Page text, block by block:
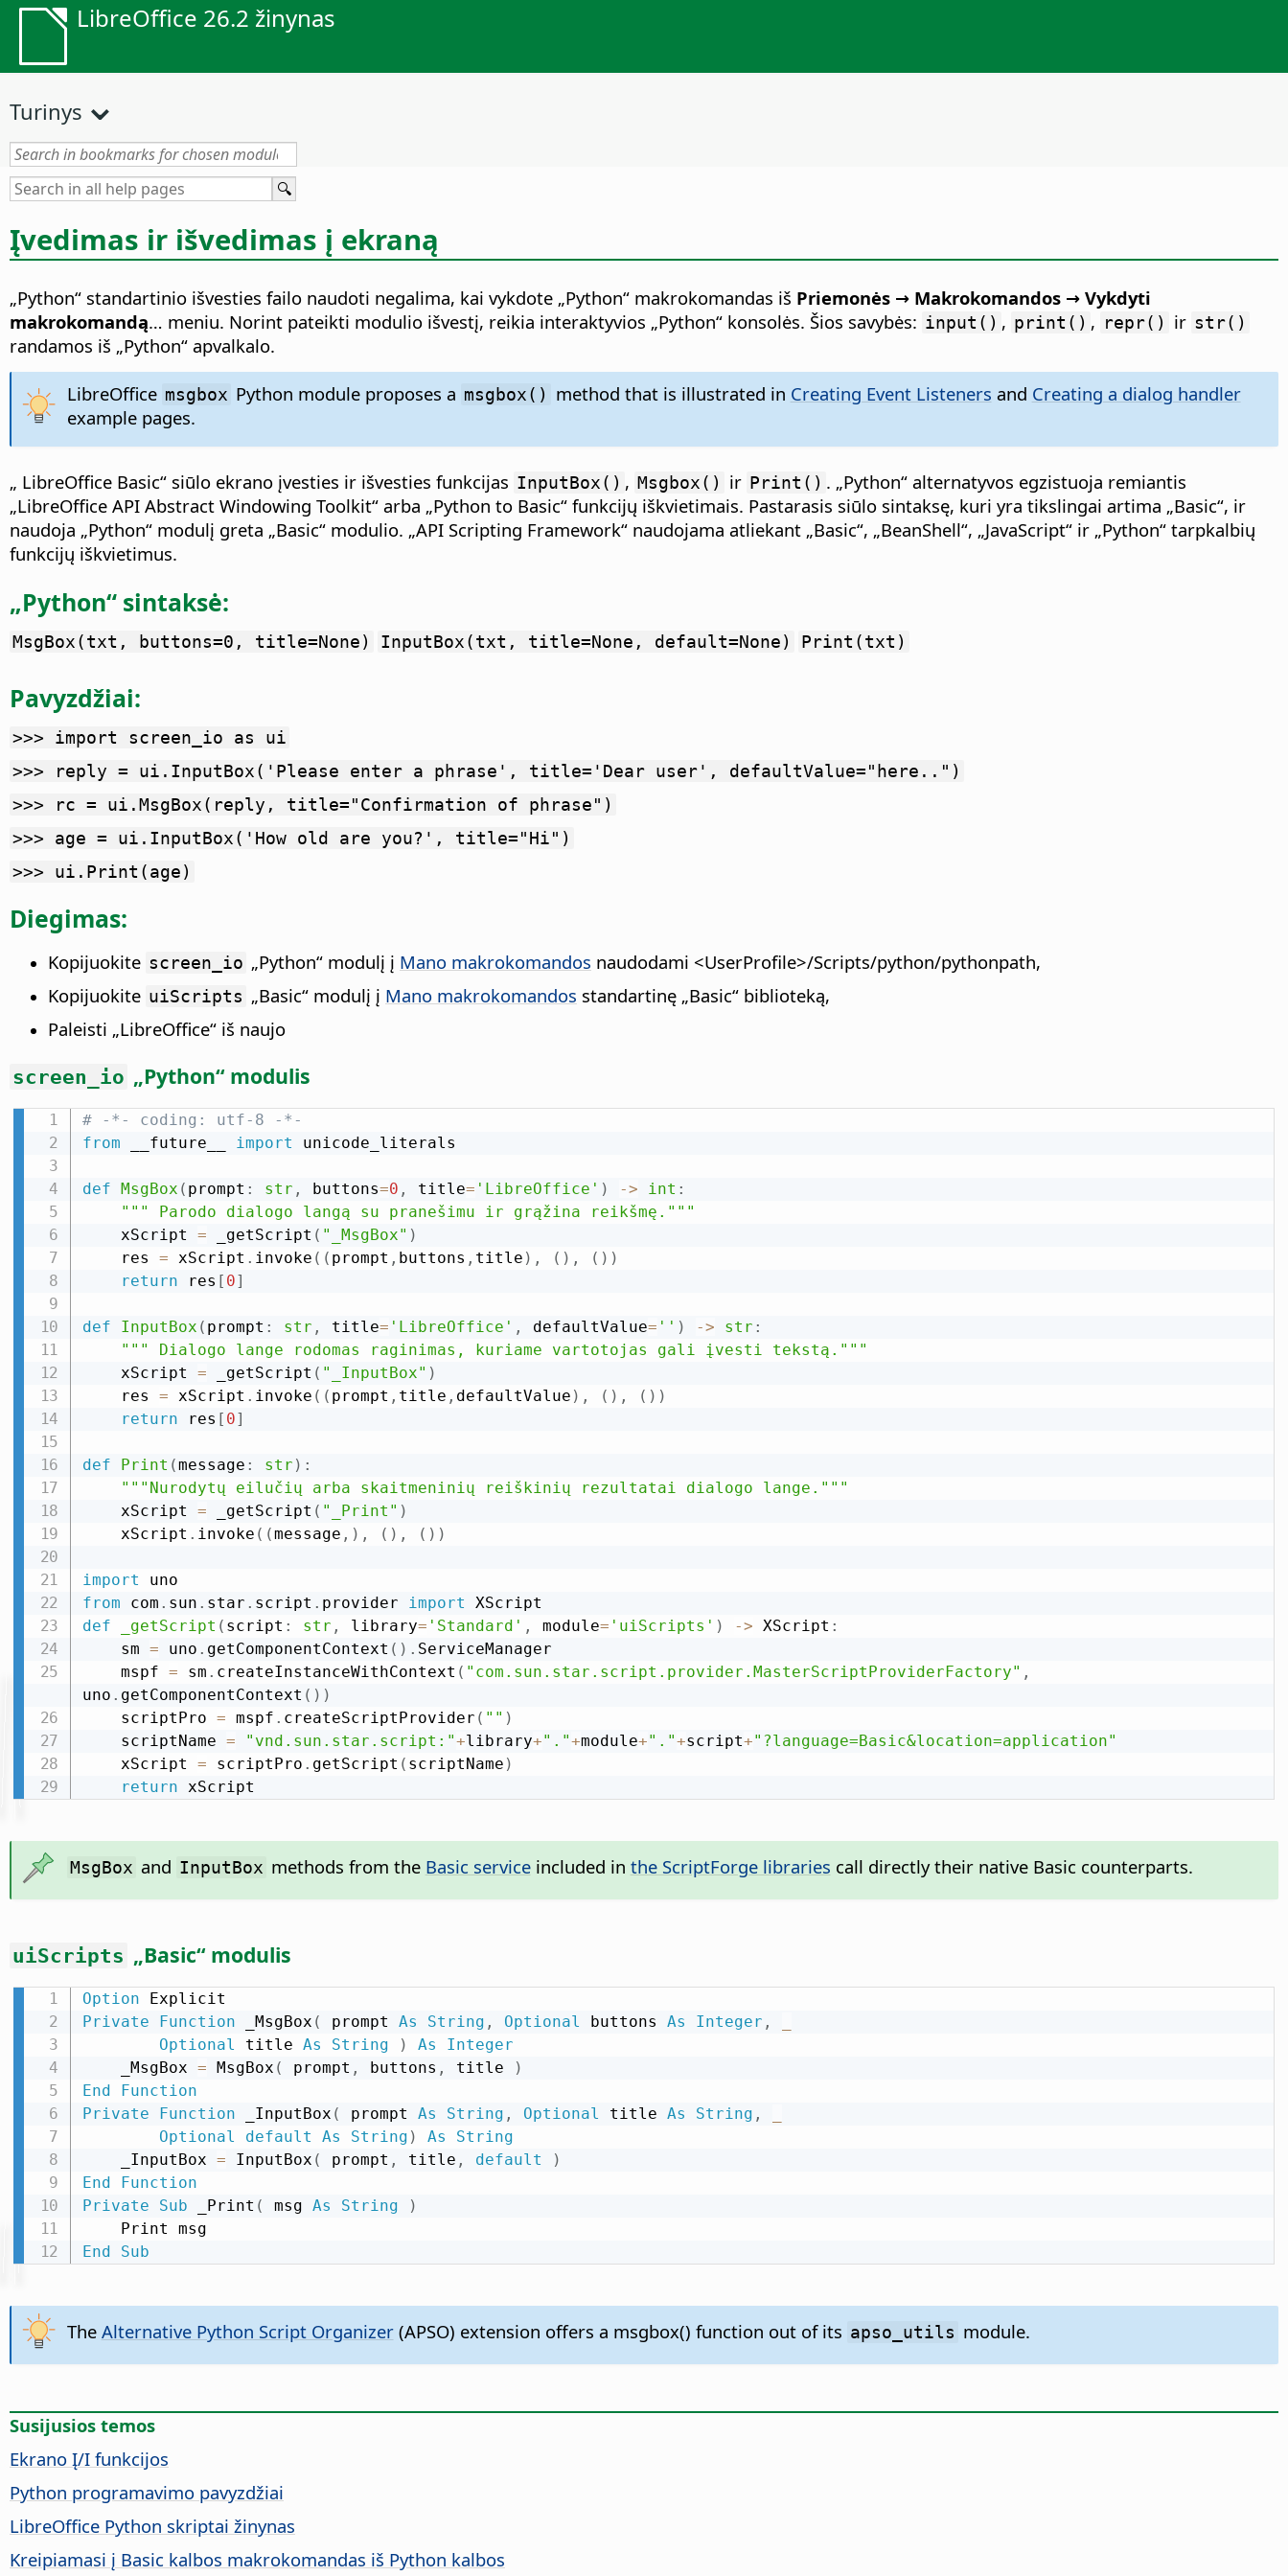
LibreOffice 26.2 žinynas
Turinys
Įvedimas ir išvedimas į ekraną
„Python“ standartinio išvesties failo naudoti negalima, kai vykdote „Python“ makrokomandas iš Priemonės → Makrokomandos → Vykdyti
makrokomandą… meniu. Norint pateikti modulio išvestį, reikia interaktyvios „Python“ konsolės. Šios savybės: input() , print() , repr() ir str()
randamos iš „Python“ apvalkalo.
LibreOffice msgbox Python module proposes a msgbox() method that is illustrated in Creating Event Listeners and Creating a dialog handler
example pages.
„ LibreOffice Basic“ siūlo ekrano įvesties ir išvesties funkcijas InputBox() , Msgbox() ir Print() . „Python“ alternatyvos egzistuoja remiantis
„LibreOffice API Abstract Windowing Toolkit“ arba „Python to Basic“ funkcijų iškvietimais. Pastarasis siūlo sintaksę, kuri yra tikslingai artima „Basic“, ir
naudoja „Python“ modulį greta „Basic“ modulio. „API Scripting Framework“ naudojama atliekant „Basic“, „BeanShell“, „JavaScript“ ir „Python“ tarpkalbių
funkcijų iškvietimus.
„Python“ sintaksė:
MsgBox(txt, buttons=0, title=None) InputBox(txt, title=None, default=None) Print(txt)
Pavyzdžiai:
>>> import screen_io as ui
>>> reply = ui.InputBox('Please enter a phrase', title='Dear user', defaultValue="here..")
>>> rc = ui.MsgBox(reply, title="Confirmation of phrase")
>>> age = ui.InputBox('How old are you?', title="Hi")
>>> ui.Print(age)
Diegimas:
Kopijuokite screen_io „Python“ modulį į Mano makrokomandos naudodami <UserProfile>/Scripts/python/pythonpath,
Kopijuokite uiScripts „Basic“ modulį į Mano makrokomandos standartinę „Basic“ biblioteką,
Paleisti „LibreOffice“ iš naujo
screen_io „Python“ modulis
# -*- coding: utf-8 -*-
from __future__ import unicode_literals
def MsgBox ( prompt : str , buttons=0 , title= 'LibreOffice' ) -> int :
""" Parodo dialogo langą su pranešimu ir grąžina reikšmę."""
    xScript
= _getScript ( "_MsgBox" )
    res
= xScript . invoke ( ( prompt , buttons , title ) , ( ) , ( ) )
return res [ 0]
def InputBox ( prompt : str , title= 'LibreOffice' , defaultValue= '' ) -> str :
""" Dialogo lange rodomas raginimas, kuriame vartotojas gali įvesti tekstą."""
    xScript
= _getScript ( "_InputBox" )
    res
= xScript . invoke ( ( prompt , title , defaultValue ) , ( ) , ( ) )
return res [ 0]
def Print (message : str ) :
"""Nurodytų eilučių arba skaitmeninių reiškinių rezultatai dialogo lange."""
    xScript
= _getScript ( "_Print" )
    xScript
. invoke ( (message , ) , ( ) , ( ) )
import
from com . sun . star . script . provider import
def
_getScript ( script : str , library= 'Standard' , module= 'uiScripts' ) -> XScript :
    sm
= uno . getComponentContext ( ) . ServiceManager
    mspf
= sm . createInstanceWithContext ( "com.sun.star.script.provider.MasterScriptProviderFactory" ,
uno . getComponentContext ( ) )
    scriptPro
= mspf . createScriptProvider ( "" )
    scriptName
= "vnd.sun.star.script:"+library+"."+module+"."+script+"?language=Basic&location=application"
    xScript
= scriptPro . getScript ( scriptName )
return xScript
MsgBox and InputBox methods from the Basic serviceincluded in the ScriptForge libraries call directly their native Basic counterparts.
uiScripts „Basic“ modulis
Option
Private
Function _MsgBox ( prompt As String , Optional buttons As Integer ,
Optional title As String ) As
Integer
    _MsgBox
= MsgBox ( prompt , buttons , title
)
End
Function
Private
Function _InputBox ( prompt As String , Optional title As String ,
Optional
default As String ) As
String
    _InputBox
= InputBox ( prompt , title , default
)
End
Function
Private
Sub _Print ( msg As String
)
End
Sub
The Alternative Python Script Organizer(APSO) extension offers a msgbox() function out of its apso_utils module.
Susijusios temos
Ekrano Į/I funkcijos
Python programavimo pavyzdžiai
LibreOffice Python skriptai žinynas
Kreipiamasi į Basic kalbos makrokomandas iš Python kalbos